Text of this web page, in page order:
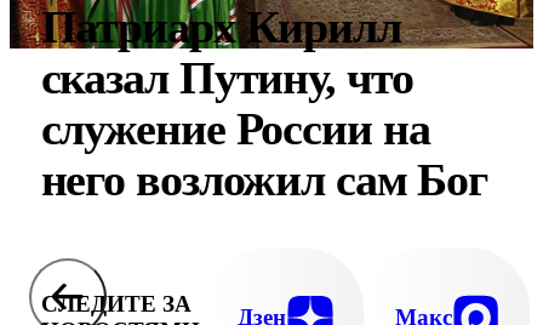
Патриарх Кирилл
сказал Путину, что
служение России на
него возложил сам Бог
СЛЕДИТЕ ЗА
Дзен Макс